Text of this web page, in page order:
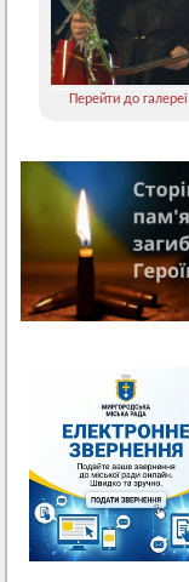
Перейти до галереї